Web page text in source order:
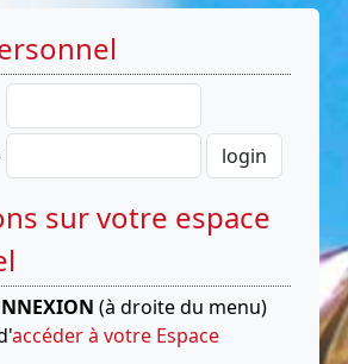
sur votre espace
(à droite du menu)
accéder à votre Espace